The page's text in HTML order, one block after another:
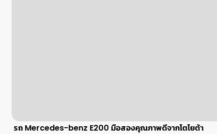
รถ Mercedes-benz E200 มือสองคุณภาพดีจากโตโยต้า